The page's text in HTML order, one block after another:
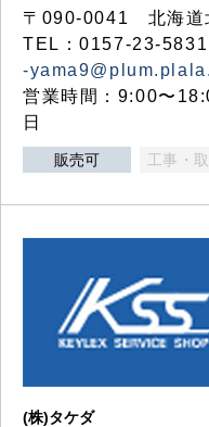
〒090-0041 北海道
TEL：0157-23-
-
営業時間：9:00〜
日
販売可 工事・
(株)タケダ